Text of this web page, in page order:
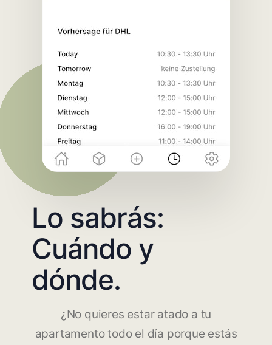
Lo sabrás:
Cuándo y
dónde.
¿No quieres estar atado a tu
apartamento todo el día porque estás